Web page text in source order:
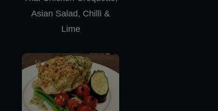
Asian Salad, Chilli &
Lime